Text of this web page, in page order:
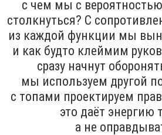
с чем мы с
столкнуться? С
из каждой функции мы
и как будто клеймим
сразу начнут
мы используем другой
с топами проектируем
это даёт энергию
а не